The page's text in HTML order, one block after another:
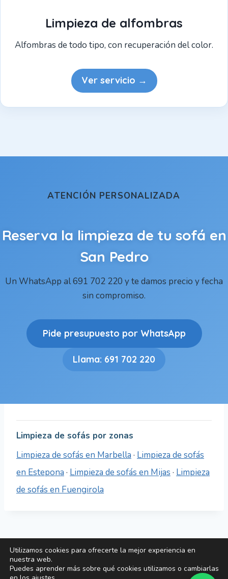
Limpieza de alfombras
Alfombras de todo tipo, con recuperación del color.
Ver servicio →
ATENCIÓN PERSONALIZADA
Reserva la limpieza de tu sofá en
San Pedro
Un WhatsApp al 691 702 220 y te damos precio y fecha
sin compromiso.
Pide presupuesto por WhatsApp
Llama: 691 702 220
Limpieza de sofás por zonas
Limpieza de sofás en Marbella · Limpieza de sofás
en Estepona · Limpieza de sofás en Mijas · Limpieza
de sofás en Fuengirola
© 2026 MARBECLEAN S.L. · Aviso legal
privacidad· Política de cookies
Utilizamos cookies para ofrecerte la mejor experiencia en
nuestra web.
Puedes aprender más sobre qué cookies utilizamos o cambiarlas